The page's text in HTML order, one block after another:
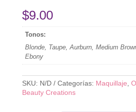
$9.00
Tonos:
Blonde, Taupe, Aurburn, Medium
Ebony
SKU: N/D Categorías: Maquillaje
Beauty Creations